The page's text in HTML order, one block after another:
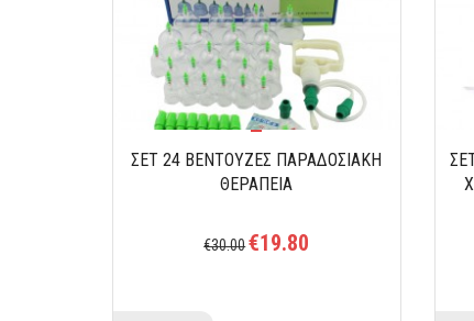
ΣΕΤ 24 ΒΕΝΤΟΥΖΕΣ ΠΑΡΑΔΟΣΙΑΚΗ
ΘΕΡΑΠΕΙΑ
€30.00€19.80